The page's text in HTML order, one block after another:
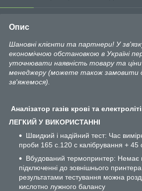
Опис
Шановні клієнти та партнери! У
економічною обстановкою в Україні
уточнювати наявність товару та ціни
менеджеру (можете також замовити
зв'яжемося).
Аналізатор газів крові та
ЛЕГКИЙ У ВИКОРИСТАННІ
Швидкий і надійний тест: Час
проби 165 с.120 с калібрування + 45
Вбудований термопринтер: Немає
підключенні до зовнішнього
результатами тестування можна
кислотно лужного балансу